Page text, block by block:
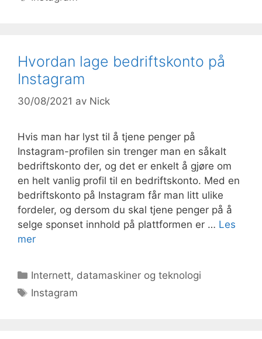
Hvordan lage bedriftskonto på
Instagram
30/08/2021 av Nick
Hvis man har lyst til å tjene penger på
Instagram-profilen sin trenger man en såkalt
bedriftskonto der, og det er enkelt å gjøre om
en helt vanlig profil til en bedriftskonto. Med en
bedriftskonto på Instagram får man litt ulike
fordeler, og dersom du skal tjene penger på å
selge sponset innhold på plattformen er … Les
mer
Kategorier
Internett, datamaskiner og teknologi
Stikkord
Instagram